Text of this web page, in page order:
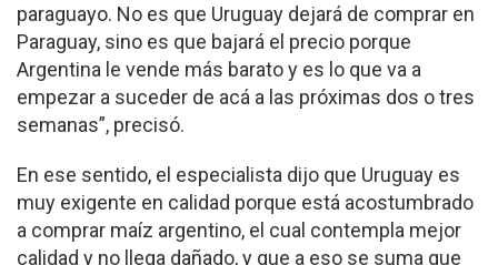
paraguayo. No es que Uruguay dejará de comprar en
Paraguay, sino es que bajará el precio porque
Argentina le vende más barato y es lo que va a
empezar a suceder de acá a las próximas dos o tres
semanas”, precisó.
En ese sentido, el especialista dijo que Uruguay es
muy exigente en calidad porque está acostumbrado
a comprar maíz argentino, el cual contempla mejor
calidad y no llega dañado, y que a eso se suma que